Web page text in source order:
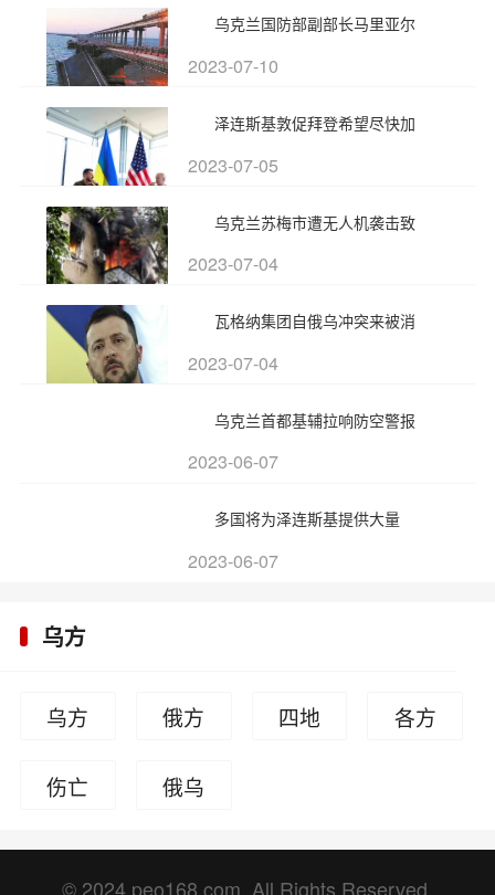
乌克兰国防部副部长马里亚尔
2023-07-10
泽连斯基敦促拜登希望尽快加
2023-07-05
乌克兰苏梅市遭无人机袭击致
2023-07-04
瓦格纳集团自俄乌冲突来被消
2023-07-04
乌克兰首都基辅拉响防空警报
2023-06-07
多国将为泽连斯基提供大量
2023-06-07
乌方
乌方 俄方
四地
各方
伤亡
俄乌
© 2024 peo168.com. All Rights Reserved.